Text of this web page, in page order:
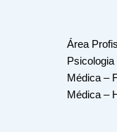
Área
Médica –
Médica –